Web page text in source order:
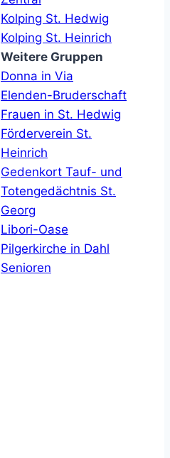
Kolping St. Hedwig
Kolping St. Heinrich
Weitere Gruppen
Donna in Via
Elenden-Bruderschaft
Frauen in St. Hedwig
Förderverein St.
Heinrich
Gedenkort Tauf- und
Totengedächtnis St.
Georg
Libori-Oase
Pilgerkirche in Dahl
Senioren